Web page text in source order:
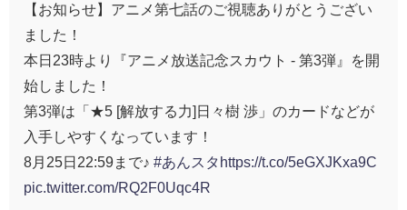
【お知らせ】アニメ第七話のご視聴ありがとうござい
ました！
本日23時より『アニメ放送記念スカウト - 第3弾』を開
始しました！
第3弾は「★5 [解放する力]日々樹 渉」のカードなどが
入手しやすくなっています！
8月25日22:59まで♪ #あんスタ https://t.co/5eGXJKxa9C
pic.twitter.com/RQ2F0Uqc4R